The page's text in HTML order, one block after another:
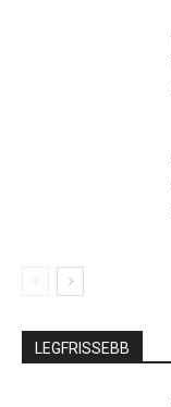
LEGFRISSEBB